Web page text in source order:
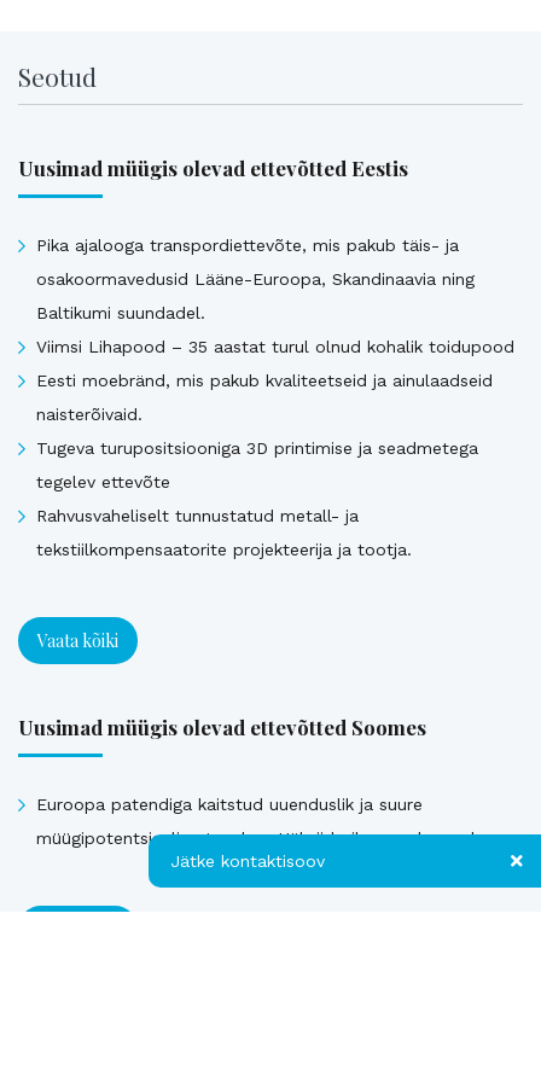
Seotud
Uusimad müügis olevad ettevõtted Eestis
Pika ajalooga transpordiettevõte, mis pakub täis- ja
osakoormavedusid Lääne-Euroopa, Skandinaavia ning
Baltikumi suundadel.
Viimsi Lihapood – 35 aastat turul olnud kohalik toidupood
Eesti moebränd, mis pakub kvaliteetseid ja ainulaadseid
naisterõivaid.
Tugeva turupositsiooniga 3D printimise ja seadmetega
tegelev ettevõte
Rahvusvaheliselt tunnustatud metall- ja
tekstiilkompensaatorite projekteerija ja tootja.
Vaata kõiki
Uusimad müügis olevad ettevõtted Soomes
Euroopa patendiga kaitstud uuenduslik ja suure
müügipotentsiaaliga toode – Hübriid-vihmaveekaevud.
Jätke kontaktisoov